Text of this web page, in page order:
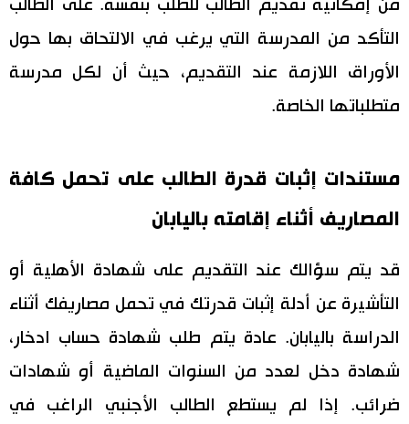
من إمكانية تقديم الطالب للطلب بنفسه. على الطالب
التأكد من المدرسة التي يرغب في الالتحاق بها حول
الأوراق اللازمة عند التقديم، حيث أن لكل مدرسة
متطلباتها الخاصة.
مستندات إثبات قدرة الطالب على تحمل كافة
المصاريف أثناء إقامته باليابان
قد يتم سؤالك عند التقديم على شهادة الأهلية أو
التأشيرة عن أدلة إثبات قدرتك في تحمل مصاريفك أثناء
الدراسة باليابان. عادة يتم طلب شهادة حساب ادخار،
شهادة دخل لعدد من السنوات الماضية أو شهادات
ضرائب. إذا لم يستطع الطالب الأجنبي الراغب في